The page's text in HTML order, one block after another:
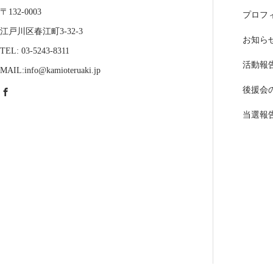
〒132-0003
江戸川区春江町3-32-3
TEL: 03-5243-8311
MAIL:info@kamioteruaki.jp
プロフ
お知ら
活動報
後援会
当選報